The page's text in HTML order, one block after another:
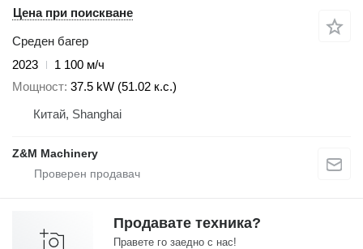
Цена при поискване
Среден багер
2023
1 100 м/ч
Мощност 37.5 kW (51.02 к.с.)
Китай, Shanghai
Z&M Machinery
Продавате техника?
Правете го заедно с нас!